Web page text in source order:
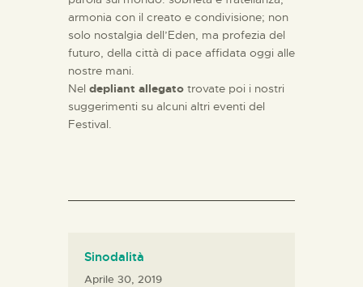
armonia con il creato e condivisione; non
solo nostalgia dell’Eden, ma profezia del
futuro, della città di pace affidata oggi alle
nostre mani.
Nel depliant allegato trovate poi i nostri
suggerimenti su alcuni altri eventi del
Festival.
Sinodalità
Aprile 30, 2019